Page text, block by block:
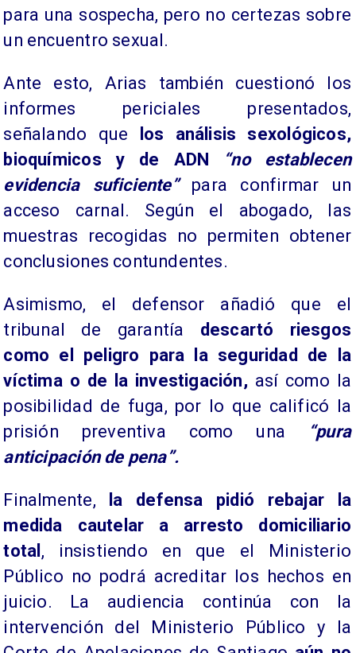
para una sospecha, pero no certezas sobre
un encuentro sexual.
Ante esto, Arias también cuestionó los
informes periciales presentados,
señalando que
los análisis sexológicos,
bioquímicos y de ADN
“no establecen
evidencia suficiente”
para confirmar un
acceso carnal. Según el abogado, las
muestras recogidas no permiten obtener
conclusiones contundentes.
Asimismo, el defensor añadió que el
tribunal de garantía descartó riesgos
como el peligro para la seguridad de la
víctima o de la investigación, así como la
posibilidad de fuga, por lo que calificó la
prisión preventiva como una
“pura
anticipación de pena”.
Finalmente, la defensa pidió rebajar la
medida cautelar a arresto domiciliario
total , insistiendo en que el Ministerio
Público no podrá acreditar los hechos en
juicio. La audiencia continúa con la
intervención del Ministerio Público y la